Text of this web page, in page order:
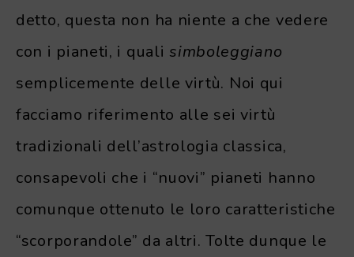
detto, questa non ha niente a che vedere
con i pianeti, i quali simboleggiano
semplicemente delle virtù. Noi qui
facciamo riferimento alle sei virtù
tradizionali dell’astrologia classica,
consapevoli che i “nuovi” pianeti hanno
comunque ottenuto le loro caratteristiche
“scorporandole” da altri. Tolte dunque le